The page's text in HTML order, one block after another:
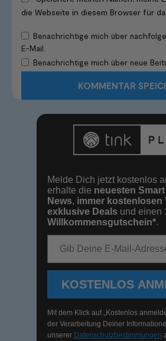
die Webseite in diesem Browser für
Benachrichtige mich über
E-Mail.
Benachrichtige mich über neue
Melde Dich jetzt kostenlos
erhalte die neuesten
News, immer kostenlosen
exklusive Deals und einen
Willkommensgutschein*.
KOSTENLOS
Mit dem Klick auf „Kostenlos
der Verarbeitung Deiner
unserer Datenschutzbestimmungen